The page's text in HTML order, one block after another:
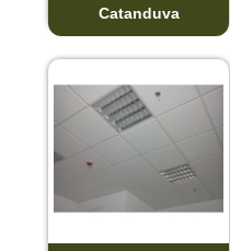
Catanduva